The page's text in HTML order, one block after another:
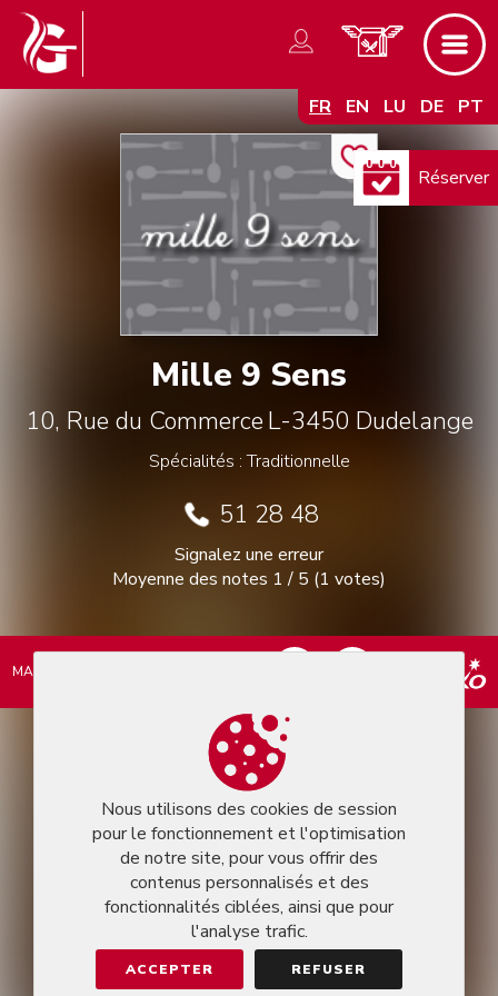
FR EN LU DE PT
Mille 9 Sens
10, Rue du Commerce L-3450 Dudelange
Spécialités : Traditionnelle
51 28 48
Signalez une erreur
Moyenne des notes 1 / 5 (1 votes)
Réserver
Nous utilisons des cookies de session
pour le fonctionnement et l'optimisation
de notre site, pour vous offrir des
contenus personnalisés et des
fonctionnalités ciblées, ainsi que pour
l'analyse trafic.
ACCEPTER REFUSER
MARKEASY © 2026